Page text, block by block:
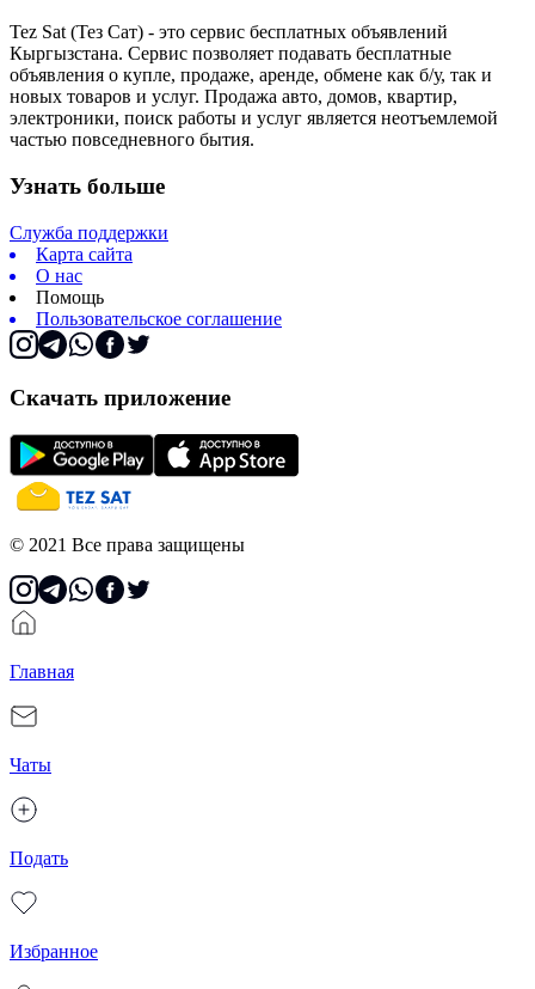
Tez Sat (Тез Сат) - это сервис бесплатных объявлений
Кыргызстана. Сервис позволяет подавать бесплатные
объявления о купле, продаже, аренде, обмене как б/у, так и
новых товаров и услуг. Продажа авто, домов, квартир,
электроники, поиск работы и услуг является неотъемлемой
частью повседневного бытия.
Узнать больше
Служба поддержки
Карта сайта
О нас
Помощь
Пользовательское соглашение
Скачать приложение
© 2021 Все права защищены
Главная
Чаты
Подать
Избранное